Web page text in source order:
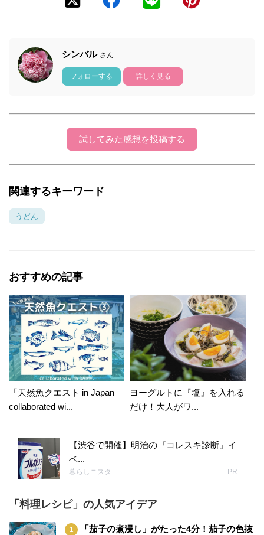
シンバル さん
フォローする 詳しく見る
試してみた感想を投稿する
関連するキーワード
うどん
おすすめの記事
「天然魚クエスト in Japan
collaborated wi...
ヨーグルトに『塩』を入れる
だけ！大人がワ...
【渋谷で開催】明治の『コレスキ診断』イ
ベ...
暮らしニスタ PR
「料理レシピ」の人気アイデア
「茄子の煮浸し」がたった4分！茄子の色抜